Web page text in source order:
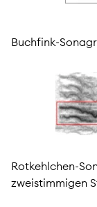
Buchfink-
Rotkehlchen-
zweistimmigen